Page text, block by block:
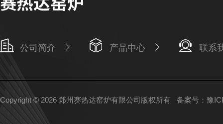
公司简介 产品中心 联系
Copyright © 2026 郑州赛热达窑炉有限公司版权所有 备案号：豫